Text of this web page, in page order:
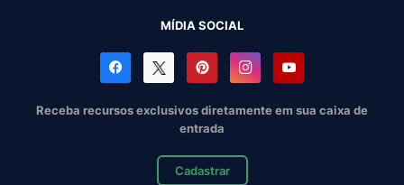
MÍDIA SOCIAL
Receba recursos exclusivos diretamente em sua caixa de
entrada
Cadastrar